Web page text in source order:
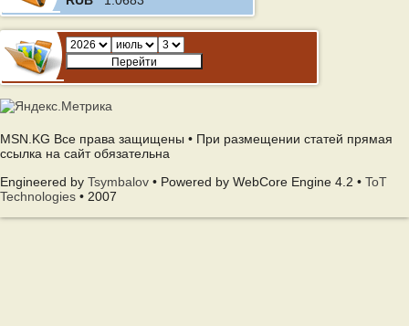
MSN.KG Все права защищены • При размещении статей прямая
ссылка на сайт обязательна
Engineered by Tsymbalov • Powered by WebCore Engine 4.2 • ToT
Technologies • 2007